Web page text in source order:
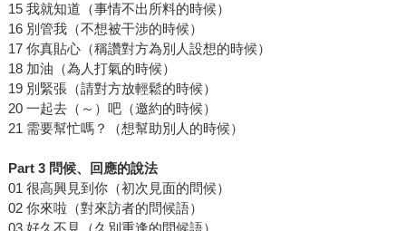
15 我就知道（事情不出所料的時候）
16 別管我（不想被干涉的時候）
17 你真貼心（稱讚對方為別人設想的時候）
18 加油（為人打氣的時候）
19 別緊張（請對方放輕鬆的時候）
20 一起去（～）吧（邀約的時候）
21 需要幫忙嗎？（想幫助別人的時候）
Part 3 問候、回應的說法
01 很高興見到你（初次見面的問候）
02 你來啦（對來訪者的問候語）
03 好久不見（久別重逢的問候語）